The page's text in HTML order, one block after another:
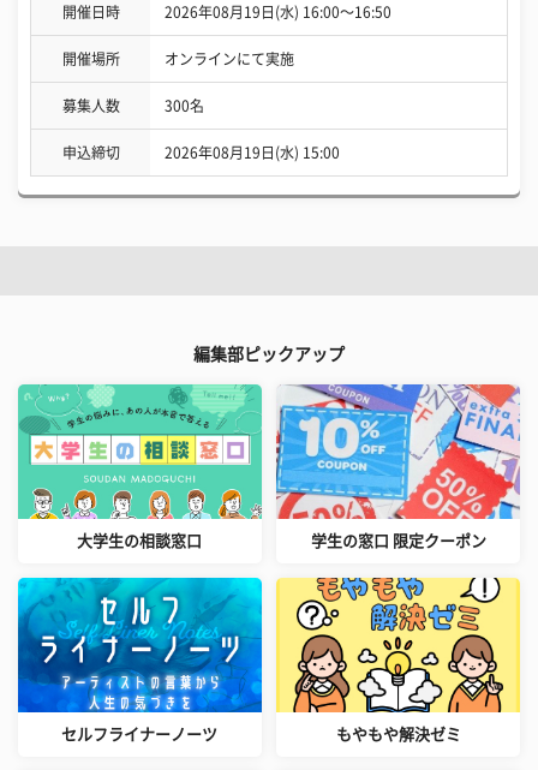
開催日時 2026年08月19日(水) 16:00〜16:50
開催場所 オンラインにて実施
募集人数 300名
申込締切 2026年08月19日(水) 15:00
編集部ピックアップ
大学生の相談窓口 学生の窓口 限定クーポン
セルフライナーノーツ もやもや解決ゼミ